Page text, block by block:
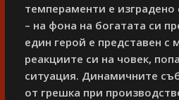
темпераменти е
– на фона на богатата си
един герой е представен с
реакциите си на човек,
ситуация. Динамичните
от грешка при